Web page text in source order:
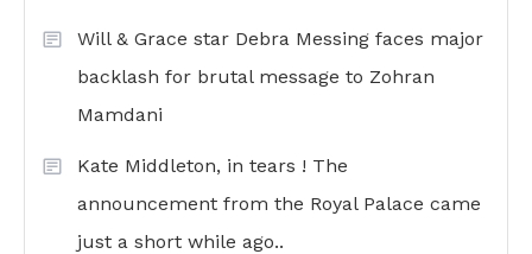
Will & Grace star Debra Messing faces major
backlash for brutal message to Zohran
Mamdani
Kate Middleton, in tears ! The
announcement from the Royal Palace came
just a short while ago..